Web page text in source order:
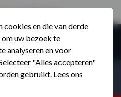
cookies en die van derde
uw bezoek te
analyseren en voor
"Alles accepteren"
gebruikt. Lees ons